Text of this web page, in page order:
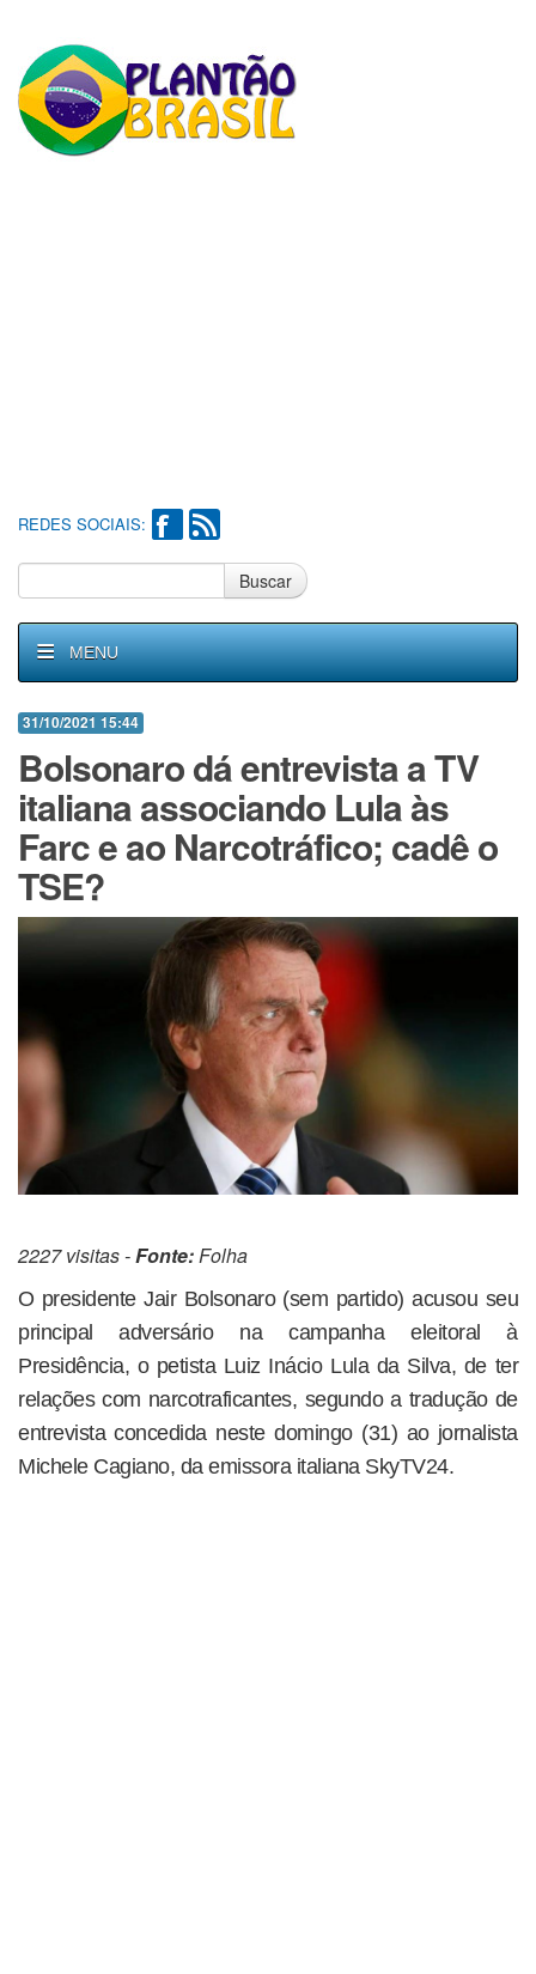
REDES SOCIAIS:
Buscar
MENU
31/10/2021 15:44
Bolsonaro dá entrevista a TV
italiana associando Lula às
Farc e ao Narcotráfico; cadê o
TSE?
2227 visitas -Fonte:Folha
O presidente Jair Bolsonaro (sem partido) acusou seu
principal adversário na campanha eleitoral à
Presidência, o petista Luiz Inácio Lula da Silva, de ter
relações com narcotraficantes, segundo a tradução de
entrevista concedida neste domingo (31) ao jornalista
Michele Cagiano, da emissora italiana SkyTV24.